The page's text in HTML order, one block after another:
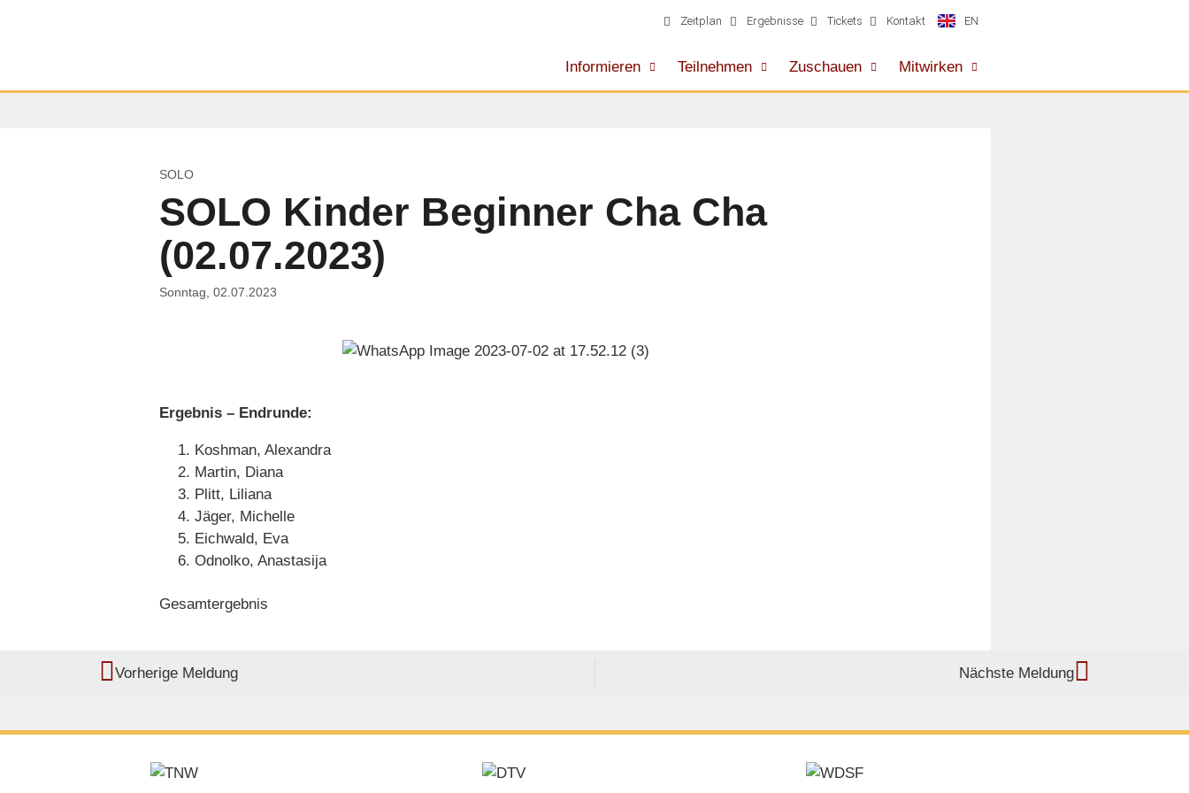
Zeitplan Ergebnisse Tickets Kontakt EN
Informieren Teilnehmen Zuschauen Mitwirken
SOLO
SOLO Kinder Beginner Cha Cha
(02.07.2023)
Sonntag, 02.07.2023
Ergebnis – Endrunde:
Koshman, Alexandra
Martin, Diana
Plitt, Liliana
Jäger, Michelle
Eichwald, Eva
Odnolko, Anastasija
Gesamtergebnis
Vorherige Meldung Nächste Meldung